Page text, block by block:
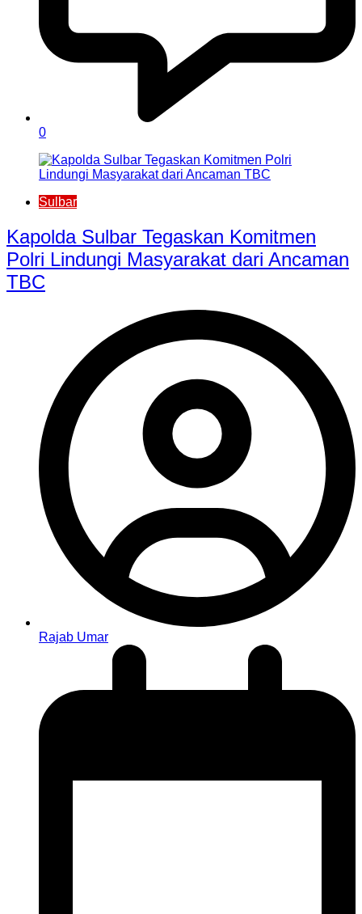
0
Sulbar
Kapolda Sulbar Tegaskan Komitmen
Polri Lindungi Masyarakat dari Ancaman
TBC
Rajab Umar